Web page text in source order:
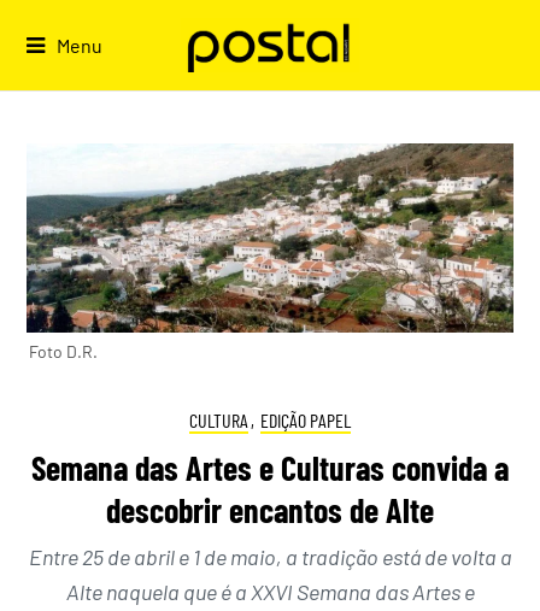
Menu
Foto D.R.
CULTURA , EDIÇÃO PAPEL
Semana das Artes e Culturas convida a
descobrir encantos de Alte
Entre 25 de abril e 1 de maio, a tradição está de volta a
Alte naquela que é a XXVI Semana das Artes e